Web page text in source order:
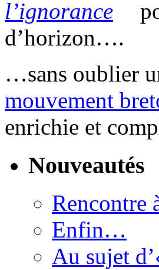
l’ignorance
d’horizon….
…sans oublier
mouvement
enrichie et
Nouveautés
Rencontre
Enfin…
Au sujet